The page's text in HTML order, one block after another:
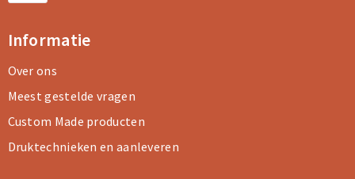
Informatie
Over ons
Meest gestelde vragen
Custom Made producten
Druktechnieken en aanleveren